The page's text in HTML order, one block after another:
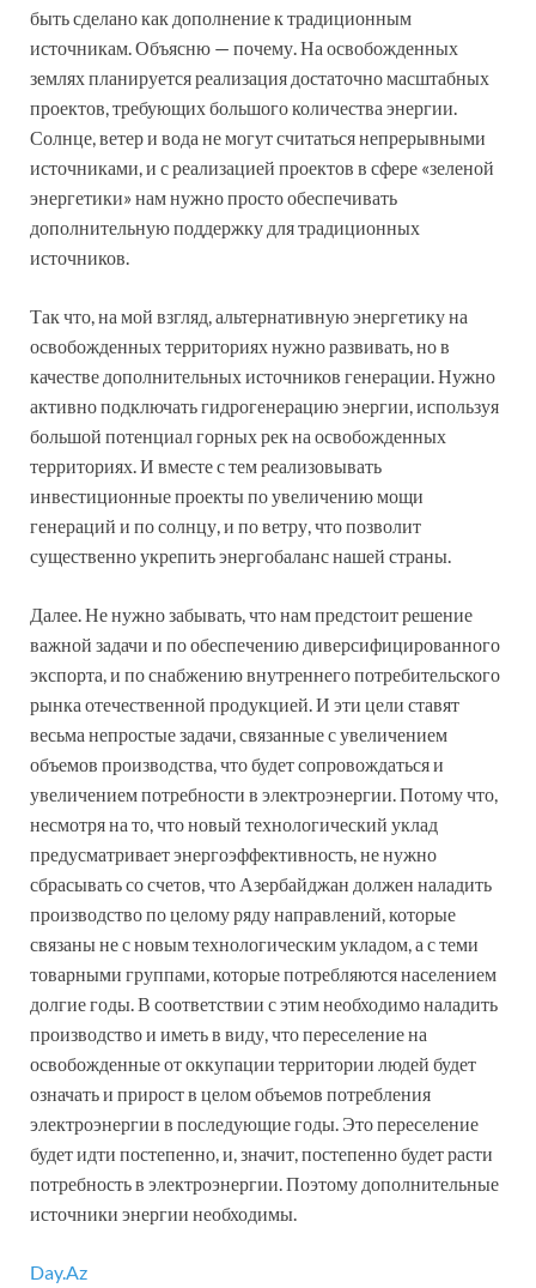
быть сделано как дополнение к традиционным
источникам. Объясню — почему. На освобожденных
землях планируется реализация достаточно масштабных
проектов, требующих большого количества энергии.
Солнце, ветер и вода не могут считаться непрерывными
источниками, и с реализацией проектов в сфере «зеленой
энергетики» нам нужно просто обеспечивать
дополнительную поддержку для традиционных
источников.
Так что, на мой взгляд, альтернативную энергетику на
освобожденных территориях нужно развивать, но в
качестве дополнительных источников генерации. Нужно
активно подключать гидрогенерацию энергии, используя
большой потенциал горных рек на освобожденных
территориях. И вместе с тем реализовывать
инвестиционные проекты по увеличению мощи
генераций и по солнцу, и по ветру, что позволит
существенно укрепить энергобаланс нашей страны.
Далее. Не нужно забывать, что нам предстоит решение
важной задачи и по обеспечению диверсифицированного
экспорта, и по снабжению внутреннего потребительского
рынка отечественной продукцией. И эти цели ставят
весьма непростые задачи, связанные с увеличением
объемов производства, что будет сопровождаться и
увеличением потребности в электроэнергии. Потому что,
несмотря на то, что новый технологический уклад
предусматривает энергоэффективность, не нужно
сбрасывать со счетов, что Азербайджан должен наладить
производство по целому ряду направлений, которые
связаны не с новым технологическим укладом, а с теми
товарными группами, которые потребляются населением
долгие годы. В соответствии с этим необходимо наладить
производство и иметь в виду, что переселение на
освобожденные от оккупации территории людей будет
означать и прирост в целом объемов потребления
электроэнергии в последующие годы. Это переселение
будет идти постепенно, и, значит, постепенно будет расти
потребность в электроэнергии. Поэтому дополнительные
источники энергии необходимы.
Day.Az